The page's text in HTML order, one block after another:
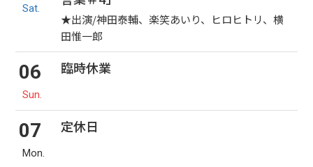
Sat.
★出演/神田泰輔、楽笑あいり、ヒロヒトリ、横
田惟一郎
06
Sun.
臨時休業
07
Mon.
定休日